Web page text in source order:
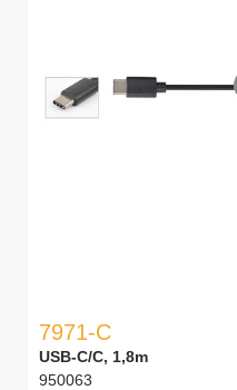
7971-C
USB-C/C, 1,8m
950063